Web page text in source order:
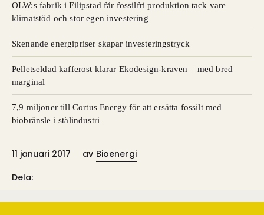
OLW:s fabrik i Filipstad får fossilfri produktion tack vare
klimatstöd och stor egen investering
Skenande energipriser skapar investeringstryck
Pelletseldad kafferost klarar Ekodesign-kraven – med bred
marginal
7,9 miljoner till Cortus Energy för att ersätta fossilt med
biobränsle i stålindustri
11 januari 2017 av Bioenergi
Dela: